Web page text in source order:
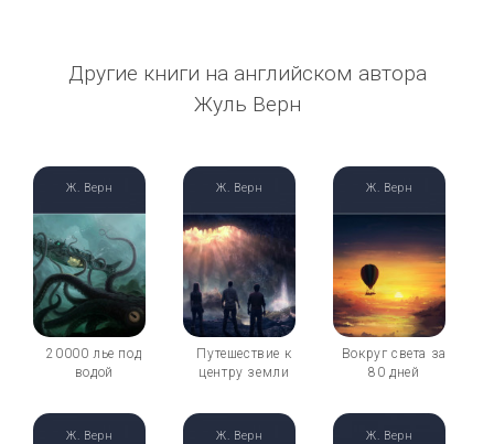
Другие книги на английском автора
Жуль Верн
20000 лье под
водой
Ж. Верн
Путешествие к
центру земли
Ж. Верн
Вокруг света за
80 дней
Ж. Верн
Ж. Верн Ж. Верн Ж. Верн